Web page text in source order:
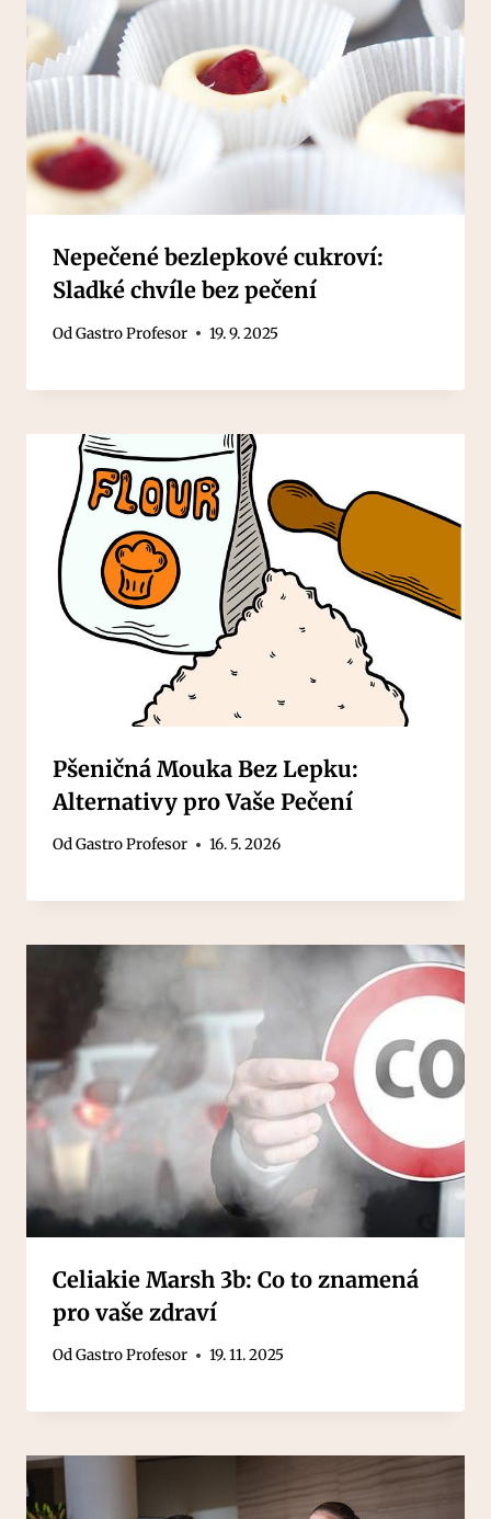
Nepečené bezlepkové cukroví:
Sladké chvíle bez pečení
OdGastro Profesor 19. 9. 2025
Pšeničná Mouka Bez Lepku:
Alternativy pro Vaše Pečení
OdGastro Profesor 16. 5. 2026
Celiakie Marsh 3b: Co to znamená
pro vaše zdraví
OdGastro Profesor 19. 11. 2025